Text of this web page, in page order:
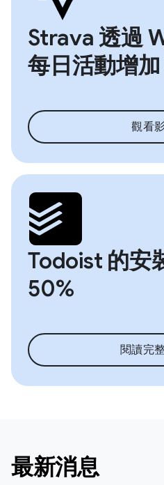
Strava 透過
每日活動增
觀看
Todoist 的安
50%
閱讀完
最新消息